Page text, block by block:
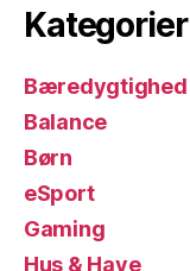
Kategorier
Bæredygtighed
Balance
Børn
eSport
Gaming
Hus & Have